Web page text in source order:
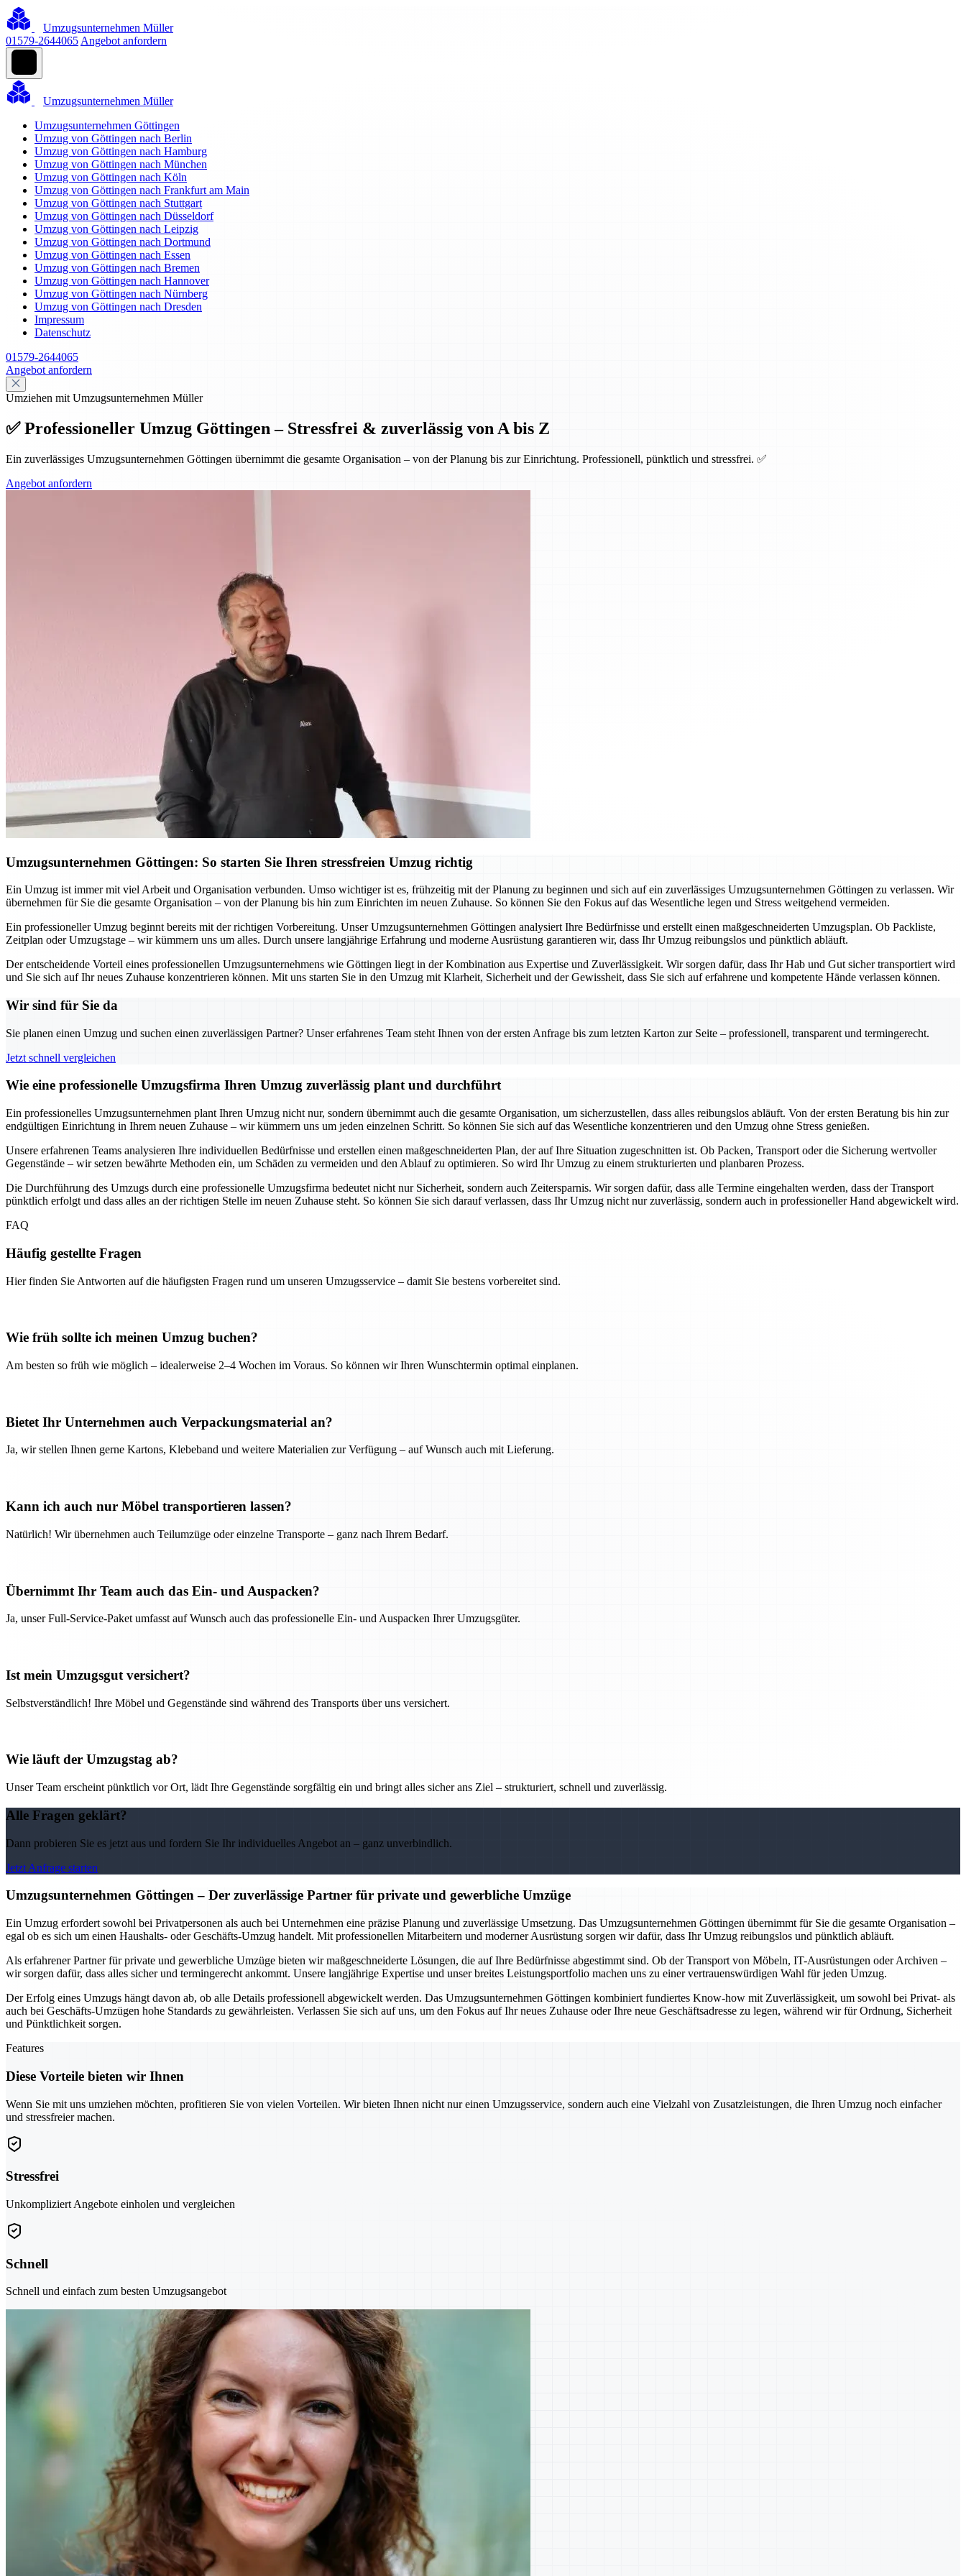
Umzugsunternehmen Müller
01579-2644065 Angebot anfordern
Umzugsunternehmen Müller
Umzugsunternehmen Göttingen
Umzug von Göttingen nach Berlin
Umzug von Göttingen nach Hamburg
Umzug von Göttingen nach München
Umzug von Göttingen nach Köln
Umzug von Göttingen nach Frankfurt am Main
Umzug von Göttingen nach Stuttgart
Umzug von Göttingen nach Düsseldorf
Umzug von Göttingen nach Leipzig
Umzug von Göttingen nach Dortmund
Umzug von Göttingen nach Essen
Umzug von Göttingen nach Bremen
Umzug von Göttingen nach Hannover
Umzug von Göttingen nach Nürnberg
Umzug von Göttingen nach Dresden
Impressum
Datenschutz
01579-2644065
Angebot anfordern
Umziehen mit Umzugsunternehmen Müller
✅ Professioneller Umzug Göttingen – Stressfrei & zuverlässig von A bis Z
Ein zuverlässiges Umzugsunternehmen Göttingen übernimmt die gesamte Organisation – von der Planung bis zur Einrichtung. Professionell, pünktlich und stressfrei. ✅
Angebot anfordern
Umzugsunternehmen Göttingen: So starten Sie Ihren stressfreien Umzug richtig
Ein Umzug ist immer mit viel Arbeit und Organisation verbunden. Umso wichtiger ist es, frühzeitig mit der Planung zu beginnen und sich auf ein zuverlässiges Umzugsunternehmen Göttingen zu verlassen. Wir
übernehmen für Sie die gesamte Organisation – von der Planung bis hin zum Einrichten im neuen Zuhause. So können Sie den Fokus auf das Wesentliche legen und Stress weitgehend vermeiden.
Ein professioneller Umzug beginnt bereits mit der richtigen Vorbereitung. Unser Umzugsunternehmen Göttingen analysiert Ihre Bedürfnisse und erstellt einen maßgeschneiderten Umzugsplan. Ob Packliste,
Zeitplan oder Umzugstage – wir kümmern uns um alles. Durch unsere langjährige Erfahrung und moderne Ausrüstung garantieren wir, dass Ihr Umzug reibungslos und pünktlich abläuft.
Der entscheidende Vorteil eines professionellen Umzugsunternehmens wie Göttingen liegt in der Kombination aus Expertise und Zuverlässigkeit. Wir sorgen dafür, dass Ihr Hab und Gut sicher transportiert wird
und Sie sich auf Ihr neues Zuhause konzentrieren können. Mit uns starten Sie in den Umzug mit Klarheit, Sicherheit und der Gewissheit, dass Sie sich auf erfahrene und kompetente Hände verlassen können.
Wir sind für Sie da
Sie planen einen Umzug und suchen einen zuverlässigen Partner? Unser erfahrenes Team steht Ihnen von der ersten Anfrage bis zum letzten Karton zur Seite – professionell, transparent und termingerecht.
Jetzt schnell vergleichen
Wie eine professionelle Umzugsfirma Ihren Umzug zuverlässig plant und durchführt
Ein professionelles Umzugsunternehmen plant Ihren Umzug nicht nur, sondern übernimmt auch die gesamte Organisation, um sicherzustellen, dass alles reibungslos abläuft. Von der ersten Beratung bis hin zur
endgültigen Einrichtung in Ihrem neuen Zuhause – wir kümmern uns um jeden einzelnen Schritt. So können Sie sich auf das Wesentliche konzentrieren und den Umzug ohne Stress genießen.
Unsere erfahrenen Teams analysieren Ihre individuellen Bedürfnisse und erstellen einen maßgeschneiderten Plan, der auf Ihre Situation zugeschnitten ist. Ob Packen, Transport oder die Sicherung wertvoller
Gegenstände – wir setzen bewährte Methoden ein, um Schäden zu vermeiden und den Ablauf zu optimieren. So wird Ihr Umzug zu einem strukturierten und planbaren Prozess.
Die Durchführung des Umzugs durch eine professionelle Umzugsfirma bedeutet nicht nur Sicherheit, sondern auch Zeitersparnis. Wir sorgen dafür, dass alle Termine eingehalten werden, dass der Transport
pünktlich erfolgt und dass alles an der richtigen Stelle im neuen Zuhause steht. So können Sie sich darauf verlassen, dass Ihr Umzug nicht nur zuverlässig, sondern auch in professioneller Hand abgewickelt wird.
FAQ
Häufig gestellte Fragen
Hier finden Sie Antworten auf die häufigsten Fragen rund um unseren Umzugsservice – damit Sie bestens vorbereitet sind.
Wie früh sollte ich meinen Umzug buchen?
Am besten so früh wie möglich – idealerweise 2–4 Wochen im Voraus. So können wir Ihren Wunschtermin optimal einplanen.
Bietet Ihr Unternehmen auch Verpackungsmaterial an?
Ja, wir stellen Ihnen gerne Kartons, Klebeband und weitere Materialien zur Verfügung – auf Wunsch auch mit Lieferung.
Kann ich auch nur Möbel transportieren lassen?
Natürlich! Wir übernehmen auch Teilumzüge oder einzelne Transporte – ganz nach Ihrem Bedarf.
Übernimmt Ihr Team auch das Ein- und Auspacken?
Ja, unser Full-Service-Paket umfasst auf Wunsch auch das professionelle Ein- und Auspacken Ihrer Umzugsgüter.
Ist mein Umzugsgut versichert?
Selbstverständlich! Ihre Möbel und Gegenstände sind während des Transports über uns versichert.
Wie läuft der Umzugstag ab?
Unser Team erscheint pünktlich vor Ort, lädt Ihre Gegenstände sorgfältig ein und bringt alles sicher ans Ziel – strukturiert, schnell und zuverlässig.
Alle Fragen geklärt?
Dann probieren Sie es jetzt aus und fordern Sie Ihr individuelles Angebot an – ganz unverbindlich.
Jetzt Anfrage starten
Umzugsunternehmen Göttingen – Der zuverlässige Partner für private und gewerbliche Umzüge
Ein Umzug erfordert sowohl bei Privatpersonen als auch bei Unternehmen eine präzise Planung und zuverlässige Umsetzung. Das Umzugsunternehmen Göttingen übernimmt für Sie die gesamte Organisation –
egal ob es sich um einen Haushalts- oder Geschäfts-Umzug handelt. Mit professionellen Mitarbeitern und moderner Ausrüstung sorgen wir dafür, dass Ihr Umzug reibungslos und pünktlich abläuft.
Als erfahrener Partner für private und gewerbliche Umzüge bieten wir maßgeschneiderte Lösungen, die auf Ihre Bedürfnisse abgestimmt sind. Ob der Transport von Möbeln, IT-Ausrüstungen oder Archiven –
wir sorgen dafür, dass alles sicher und termingerecht ankommt. Unsere langjährige Expertise und unser breites Leistungsportfolio machen uns zu einer vertrauenswürdigen Wahl für jeden Umzug.
Der Erfolg eines Umzugs hängt davon ab, ob alle Details professionell abgewickelt werden. Das Umzugsunternehmen Göttingen kombiniert fundiertes Know-how mit Zuverlässigkeit, um sowohl bei Privat- als
auch bei Geschäfts-Umzügen hohe Standards zu gewährleisten. Verlassen Sie sich auf uns, um den Fokus auf Ihr neues Zuhause oder Ihre neue Geschäftsadresse zu legen, während wir für Ordnung, Sicherheit
und Pünktlichkeit sorgen.
Features
Diese Vorteile bieten wir Ihnen
Wenn Sie mit uns umziehen möchten, profitieren Sie von vielen Vorteilen. Wir bieten Ihnen nicht nur einen Umzugsservice, sondern auch eine Vielzahl von Zusatzleistungen, die Ihren Umzug noch einfacher
und stressfreier machen.
Stressfrei
Unkompliziert Angebote einholen und vergleichen
Schnell
Schnell und einfach zum besten Umzugsangebot